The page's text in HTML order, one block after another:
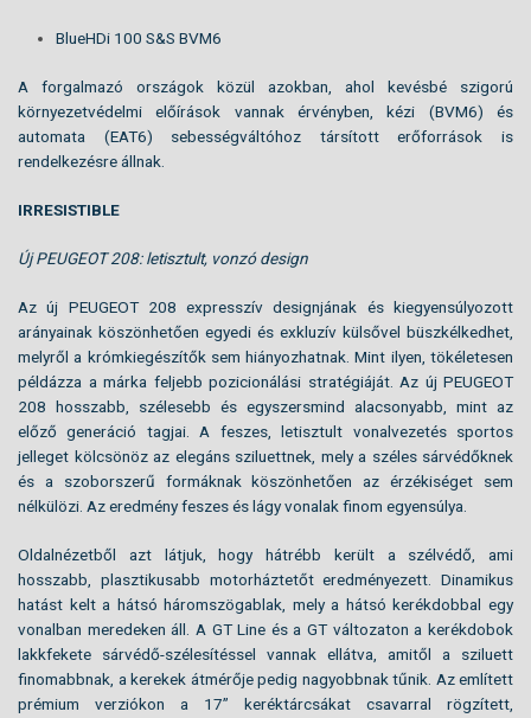
BlueHDi 100 S&S BVM6
A forgalmazó országok közül azokban, ahol kevésbé szigorú
környezetvédelmi előírások vannak érvényben, kézi (BVM6) és
automata (EAT6) sebességváltóhoz társított erőforrások is
rendelkezésre állnak.
IRRESISTIBLE
Új PEUGEOT 208: letisztult, vonzó design
Az új PEUGEOT 208 expresszív designjának és kiegyensúlyozott
arányainak köszönhetően egyedi és exkluzív külsővel büszkélkedhet,
melyről a krómkiegészítők sem hiányozhatnak. Mint ilyen, tökéletesen
példázza a márka feljebb pozicionálási stratégiáját. Az új PEUGEOT
208 hosszabb, szélesebb és egyszersmind alacsonyabb, mint az
előző generáció tagjai. A feszes, letisztult vonalvezetés sportos
jelleget kölcsönöz az elegáns sziluettnek, mely a széles sárvédőknek
és a szoborszerű formáknak köszönhetően az érzékiséget sem
nélkülözi. Az eredmény feszes és lágy vonalak finom egyensúlya.
Oldalnézetből azt látjuk, hogy hátrébb került a szélvédő, ami
hosszabb, plasztikusabb motorháztetőt eredményezett. Dinamikus
hatást kelt a hátsó háromszögablak, mely a hátsó kerékdobbal egy
vonalban meredeken áll. A GT Line és a GT változaton a kerékdobok
lakkfekete sárvédő-szélesítéssel vannak ellátva, amitől a sziluett
finomabbnak, a kerekek átmérője pedig nagyobbnak tűnik. Az említett
prémium verziókon a 17” keréktárcsákat csavarral rögzített,